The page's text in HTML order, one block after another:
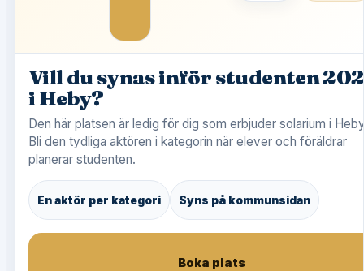
Vill du synas inför studenten
i Heby?
Den här platsen är ledig för dig som erbjuder solarium i
Bli den tydliga aktören i kategorin när elever och föräldrar
planerar studenten.
En aktör per kategori Syns på kommunsidan
Boka plats